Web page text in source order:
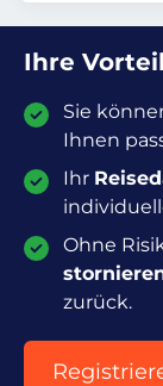
Ihre
Sie
Ihnen
Ihr
Ohne
zurück.